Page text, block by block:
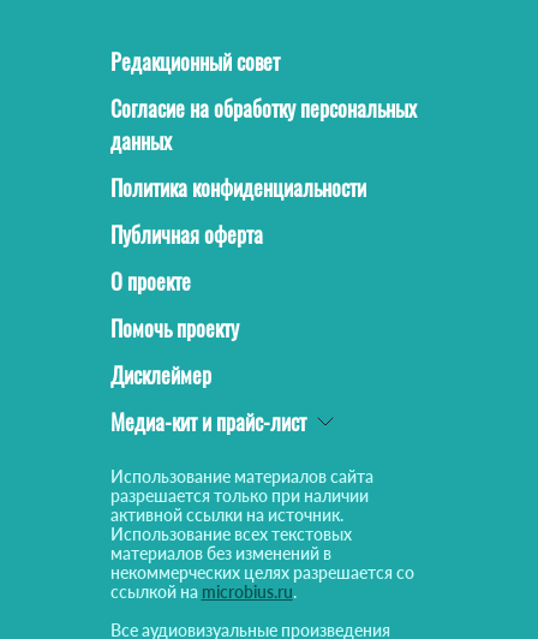
Редакционный совет
Согласие на обработку персональных
данных
Политика конфиденциальности
Публичная оферта
О проекте
Помочь проекту
Дисклеймер
Медиа-кит и прайс-лист
Использование материалов сайта
разрешается только при наличии
активной ссылки на источник.
Использование всех текстовых
материалов без изменений в
некоммерческих целях разрешается со
ссылкой на microbius.ru.
Все аудиовизуальные произведения